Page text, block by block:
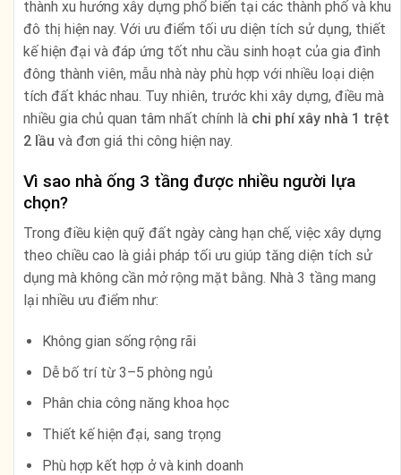
thành xu hướng xây dựng phổ biến tại các thành phố và khu
đô thị hiện nay. Với ưu điểm tối ưu diện tích sử dụng, thiết
kế hiện đại và đáp ứng tốt nhu cầu sinh hoạt của gia đình
đông thành viên, mẫu nhà này phù hợp với nhiều loại diện
tích đất khác nhau. Tuy nhiên, trước khi xây dựng, điều mà
nhiều gia chủ quan tâm nhất chính là chi phí xây nhà 1 trệt
2 lầu và đơn giá thi công hiện nay.
Vì sao nhà ống 3 tầng được nhiều người lựa
chọn?
Trong điều kiện quỹ đất ngày càng hạn chế, việc xây dựng
theo chiều cao là giải pháp tối ưu giúp tăng diện tích sử
dụng mà không cần mở rộng mặt bằng. Nhà 3 tầng mang
lại nhiều ưu điểm như:
Không gian sống rộng rãi
Dễ bố trí từ 3–5 phòng ngủ
Phân chia công năng khoa học
Thiết kế hiện đại, sang trọng
Phù hợp kết hợp ở và kinh doanh